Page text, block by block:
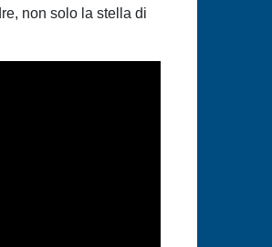
non solo la stella di